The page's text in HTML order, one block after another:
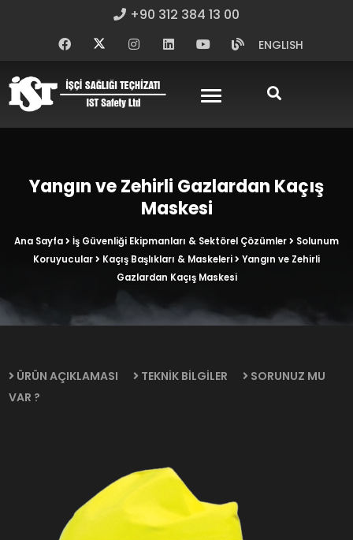
+90 312 384 13 00
ENGLISH
Yangın ve Zehirli Gazlardan Kaçış
Maskesi
Ana Sayfa İş Güvenliği Ekipmanları & Sektörel Çözümler
Solunum
Koruyucular
Kaçış Başlıkları & Maskeleri
Yangın ve Zehirli
Gazlardan Kaçış Maskesi
ÜRÜN AÇIKLAMASI TEKNİK BİLGİLER
SORUNUZ MU
VAR ?